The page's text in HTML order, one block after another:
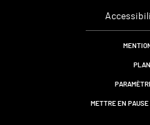
METTRE EN